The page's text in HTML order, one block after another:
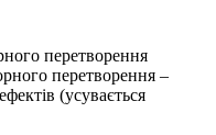
перетворення
перетворення –
(усувається